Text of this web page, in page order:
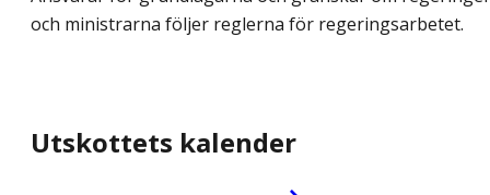
och ministrarna följer reglerna för regeringsarbetet.
Utskottets kalender